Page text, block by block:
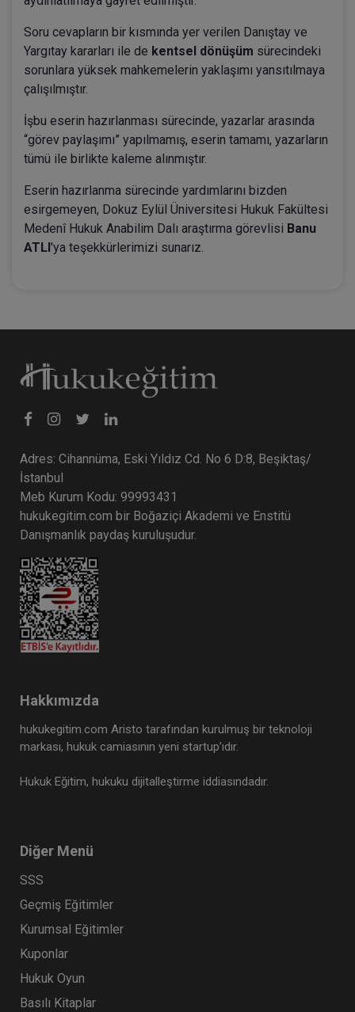
Soru cevapların bir kısmında yer verilen Danıştay ve
Yargıtay kararları ile de kentsel dönüşüm sürecindeki
sorunlara yüksek mahkemelerin yaklaşımı yansıtılmaya
çalışılmıştır.
İşbu eserin hazırlanması sürecinde, yazarlar arasında
“görev paylaşımı” yapılmamış, eserin tamamı, yazarların
tümü ile birlikte kaleme alınmıştır.
Eserin hazırlanma sürecinde yardımlarını bizden
esirgemeyen, Dokuz Eylül Üniversitesi Hukuk Fakültesi
Medenî Hukuk Anabilim Dalı araştırma görevlisi Banu
ATLI'ya teşekkürlerimizi sunarız.
Adres: Cihannüma, Eski Yıldız Cd. No 6 D:8, Beşiktaş/
İstanbul
Meb Kurum Kodu: 99993431
hukukegitim.com bir Boğaziçi Akademi ve Enstitü
Danışmanlık paydaş kuruluşudur.
Hakkımızda
hukukegitim.com Aristo tarafından kurulmuş bir teknoloji
markası, hukuk camiasının yeni startup’ıdır.
Hukuk Eğitim, hukuku dijitalleştirme iddiasındadır.
Diğer Menü
SSS
Geçmiş Eğitimler
Kurumsal Eğitimler
Kuponlar
Hukuk Oyun
Basılı Kitaplar